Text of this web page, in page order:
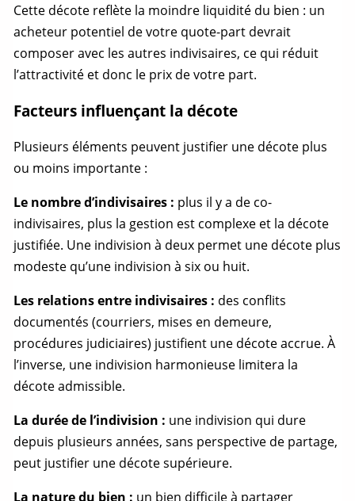
Cette décote reflète la moindre liquidité du bien : un
acheteur potentiel de votre quote-partdevrait
composer avec les autres indivisaires, ce qui réduit
l’attractivité et donc le prix de votre part.
Facteurs influençant la décote
Plusieurs éléments peuvent justifier une décote plus
ou moins importante :
Le nombre d’indivisaires : plus il y a de co-
indivisaires, plus la gestion est complexe et la décote
justifiée. Une indivision à deux permet une décote plus
modeste qu’une indivision à six ou huit.
Les relations entre indivisaires : des conflits
documentés (courriers, mises en demeure,
procédures judiciaires) justifient une décote accrue. À
l’inverse, une indivision harmonieuse limitera la
décote admissible.
La durée de l’indivision : une indivision qui dure
depuis plusieurs années, sans perspective de partage,
peut justifier une décote supérieure.
La nature du bien : un bien difficile à partager